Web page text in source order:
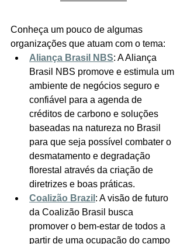
Conheça um pouco de algumas
organizações que atuam com o tema:
Aliança Brasil NBS: A Aliança
Brasil NBS promove e estimula um
ambiente de negócios seguro e
confiável para a agenda de
créditos de carbono e soluções
baseadas na natureza no Brasil
para que seja possível combater o
desmatamento e degradação
florestal através da criação de
diretrizes e boas práticas.
Coalizão Brazil : A visão de futuro
da Coalizão Brasil busca
promover o bem-estar de todos a
partir de uma ocupação do campo